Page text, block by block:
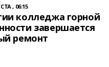
, 06:15
колледжа горной
завершается
ремонт